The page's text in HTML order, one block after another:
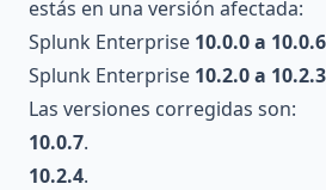
estás en una versión afectada:
Splunk Enterprise 10.0.0 a 10.0.6
Splunk Enterprise 10.2.0 a 10.2.3
Las versiones corregidas son:
10.0.7.
10.2.4.